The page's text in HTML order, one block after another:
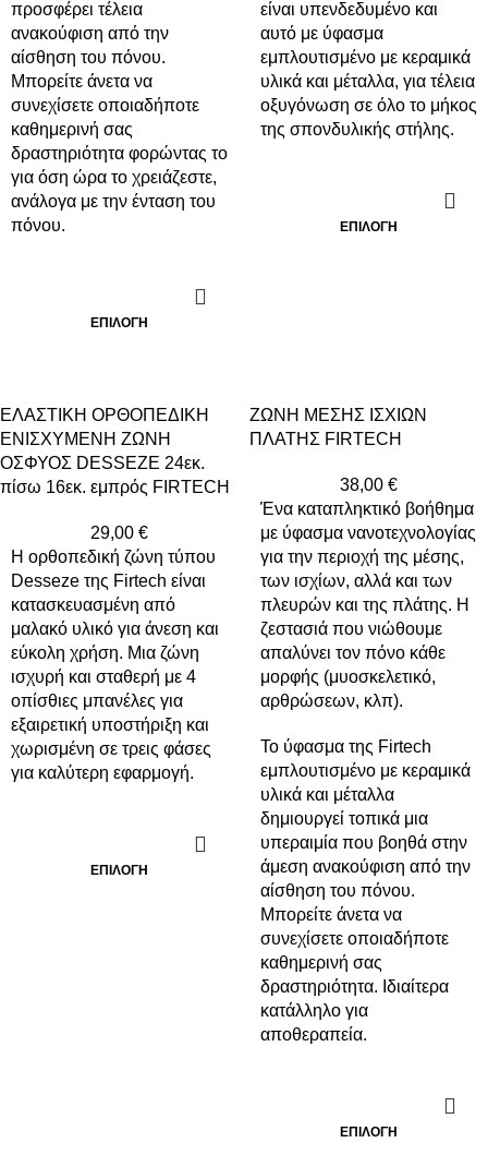
προσφέρει τέλεια
ανακούφιση από την
αίσθηση του πόνου.
Μπορείτε άνετα να
συνεχίσετε οποιαδήποτε
καθημερινή σας
δραστηριότητα φορώντας το
για όση ώρα το χρειάζεστε,
ανάλογα με την ένταση του
πόνου.
ΕΠΙΛΟΓΉ
είναι υπενδεδυμένο και
αυτό με ύφασμα
εμπλουτισμένο με κεραμικά
υλικά και μέταλλα, για τέλεια
οξυγόνωση σε όλο το μήκος
της σπονδυλικής στήλης.
ΕΠΙΛΟΓΉ
ΕΛΑΣΤΙΚΗ ΟΡΘΟΠΕΔΙΚΗ
ΕΝΙΣΧΥΜΕΝΗ ΖΩΝΗ
ΟΣΦΥΟΣ DESSEZE 24εκ.
πίσω 16εκ. εμπρός FIRTECH
29,00 €
Η ορθοπεδική ζώνη τύπου
Desseze της Firtech είναι
κατασκευασμένη από
μαλακό υλικό για άνεση και
εύκολη χρήση. Μια ζώνη
ισχυρή και σταθερή με 4
οπίσθιες μπανέλες για
εξαιρετική υποστήριξη και
χωρισμένη σε τρεις φάσες
για καλύτερη εφαρμογή.
ΕΠΙΛΟΓΉ
ΖΩΝΗ ΜΕΣΗΣ ΙΣΧΙΩΝ
ΠΛΑΤΗΣ FIRTECH
38,00 €
Ένα καταπληκτικό βοήθημα
με ύφασμα νανοτεχνολογίας
για την περιοχή της μέσης,
των ισχίων, αλλά και των
πλευρών και της πλάτης. Η
ζεστασιά που νιώθουμε
απαλύνει τον πόνο κάθε
μορφής (μυοσκελετικό,
αρθρώσεων, κλπ).
Το ύφασμα της Firtech
εμπλουτισμένο με κεραμικά
υλικά και μέταλλα
δημιουργεί τοπικά μια
υπεραιμία που βοηθά στην
άμεση ανακούφιση από την
αίσθηση του πόνου.
Μπορείτε άνετα να
συνεχίσετε οποιαδήποτε
καθημερινή σας
δραστηριότητα. Ιδιαίτερα
κατάλληλο για
αποθεραπεία.
ΕΠΙΛΟΓΉ